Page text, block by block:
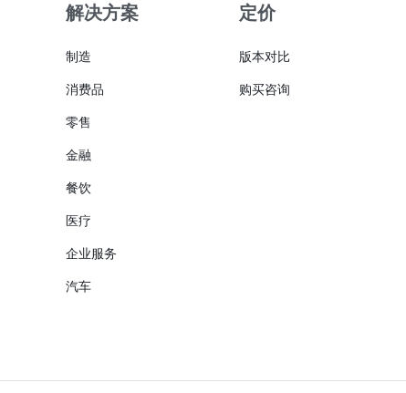
解决方案
制造
消费品
零售
金融
餐饮
医疗
企业服务
汽车
定价
版本对比
购买咨询